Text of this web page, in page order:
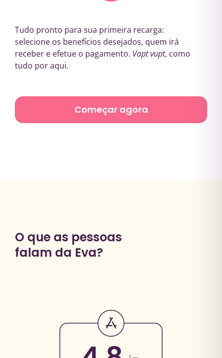
Tudo pronto para sua primeira recarga:
selecione os benefícios desejados, quem irá
receber e efetue o pagamento. Vapt vupt, como
tudo por aqui.
Começar agora
O que as pessoas
falam da Eva?